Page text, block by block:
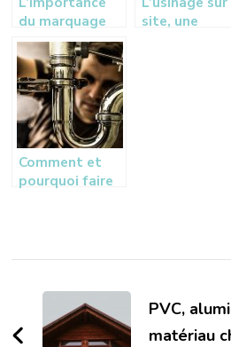
du marquage
au sol pour les
véhicules
site, une
Comment et
pourquoi faire
d'article
PVC,
matériau